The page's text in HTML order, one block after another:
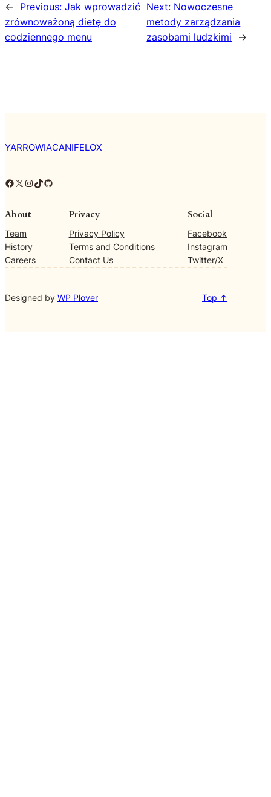
← Previous: Jak wprowadzić
zrównoważoną dietę do
codziennego menu
Next: Nowoczesne
metody zarządzania
zasobami ludzkimi
→
YARROWIACANIFELOX
Facebook X Instagram TikTok GitHub
About
Team
History
Careers
Privacy
Privacy Policy
Terms and Conditions
Contact Us
Social
Facebook
Instagram
Twitter/X
Designed by WP Plover Top ↑